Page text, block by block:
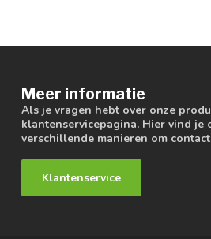
Meer informatie
Als je vragen hebt over onze
klantenservicepagina. Hier vind je
verschillende manieren om
Klantenservice